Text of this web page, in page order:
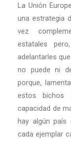
La Unión
una estrategia
vez
estatales
adelantarles
no puede ni
porque,
estos bichos
capacidad de
hay algún país
cada ejemplar